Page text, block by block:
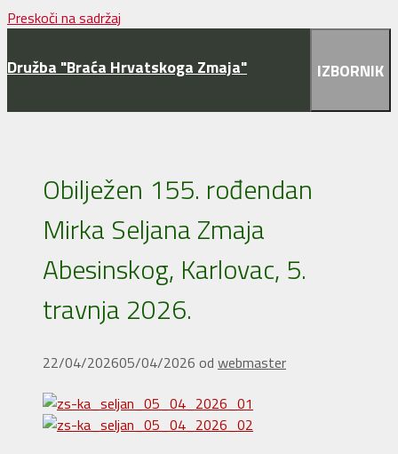
Preskoči na sadržaj
Družba "Braća Hrvatskoga Zmaja" IZBORNIK
Obilježen 155. rođendan
Mirka Seljana Zmaja
Abesinskog, Karlovac, 5.
travnja 2026.
22/04/202605/04/2026 od webmaster